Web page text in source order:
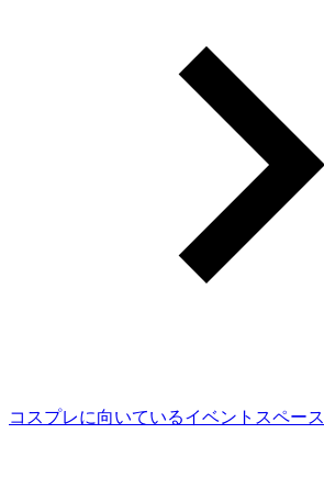
コスプレに向いているイベントスペース